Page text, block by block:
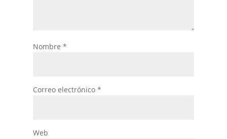
Nombre *
Correo electrónico *
Web